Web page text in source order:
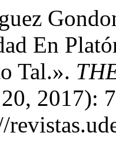
En
Tal.».
2017):